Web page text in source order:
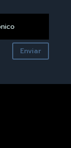
Enviar